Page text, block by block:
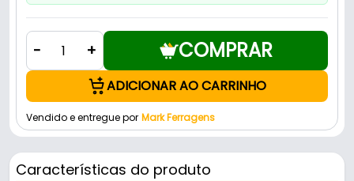
- + COMPRAR
ADICIONAR AO CARRINHO
Vendido e entregue por Mark Ferragens
Características do produto